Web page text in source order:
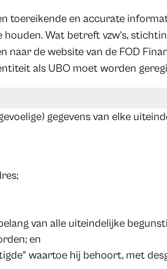
toereikende en accurate
Wat betreft vzw’s,
de website van de FOD
als UBO moet worden
gegevens van elke
van alle uiteindelijke
en
waartoe hij behoort, met